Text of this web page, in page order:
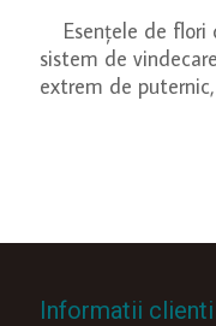
Esențele de flori
sistem de
extrem de
Informatii clienti